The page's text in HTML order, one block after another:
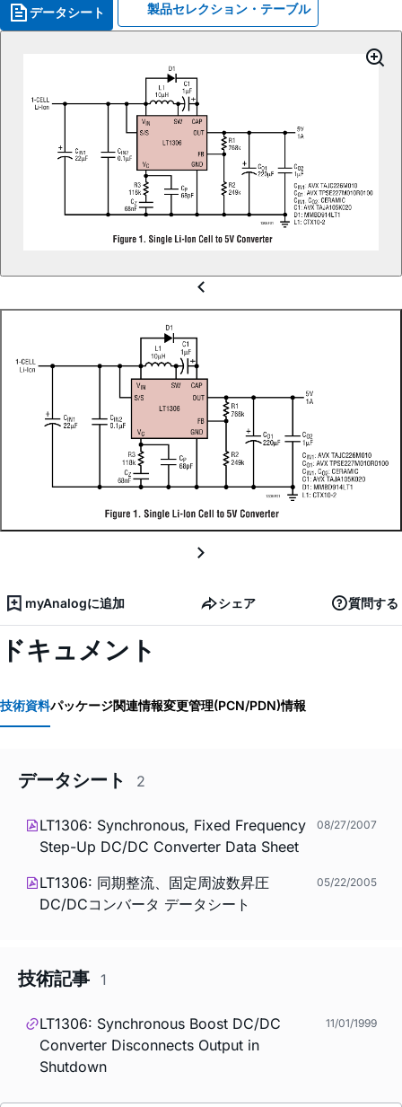
データシート 製品セレクション・テーブル
myAnalogに追加 シェア 質問する
ドキュメント
技術資料パッケージ関連情報変更管理(PCN/PDN)情報
データシート 2
LT1306: Synchronous, Fixed Frequency
Step-Up DC/DC Converter Data Sheet
08/27/2007
LT1306: 同期整流、固定周波数昇圧
DC/DCコンバータ データシート
05/22/2005
技術記事 1
LT1306: Synchronous Boost DC/DC
Converter Disconnects Output in
Shutdown
11/01/1999